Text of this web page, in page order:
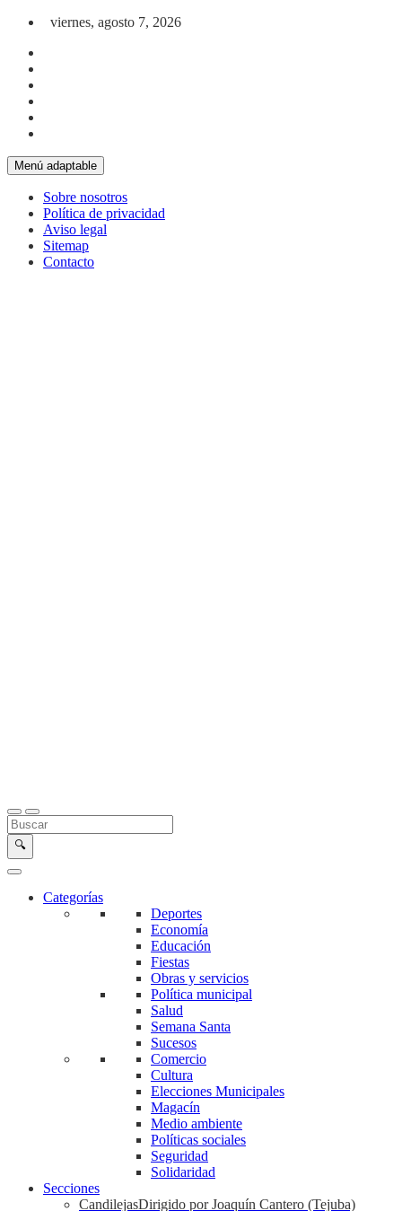
Saltar al contenido
viernes, agosto 7, 2026
Menú adaptable
Sobre nosotros
Política de privacidad
Aviso legal
Sitemap
Contacto
Buscar en la web
Buscar
🔍
Categorías
Deportes
Economía
Educación
Fiestas
Obras y servicios
Política municipal
Salud
Semana Santa
Sucesos
Comercio
Cultura
Elecciones Municipales
Magacín
Medio ambiente
Políticas sociales
Seguridad
Solidaridad
Secciones
CandilejasDirigido por Joaquín Cantero (Tejuba)